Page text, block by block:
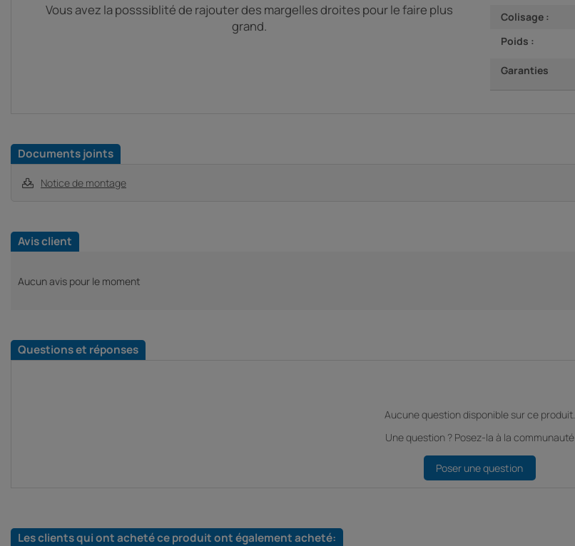
Vous avez la posssiblité de rajouter des margelles droites pour le faire plus
grand.
Colisage :
Poids :
Garanties
Documents joints
Notice de montage
Avis client
Aucun avis pour le moment
Questions et réponses
Aucune question disponible sur ce produit.
Une question ? Posez-la à la communauté
Poser une question
Les clients qui ont acheté ce produit ont également acheté: